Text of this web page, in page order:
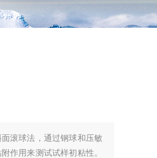
滚球法，通过钢球和压敏
作用来测试试样初粘性。